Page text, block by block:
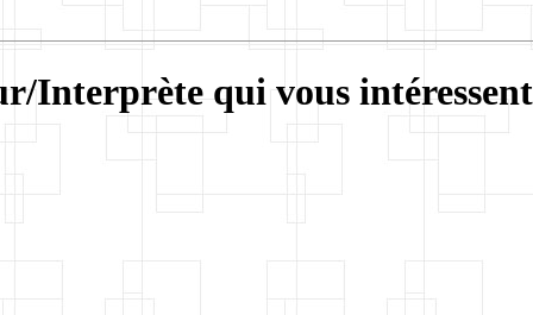
Interprète qui vous